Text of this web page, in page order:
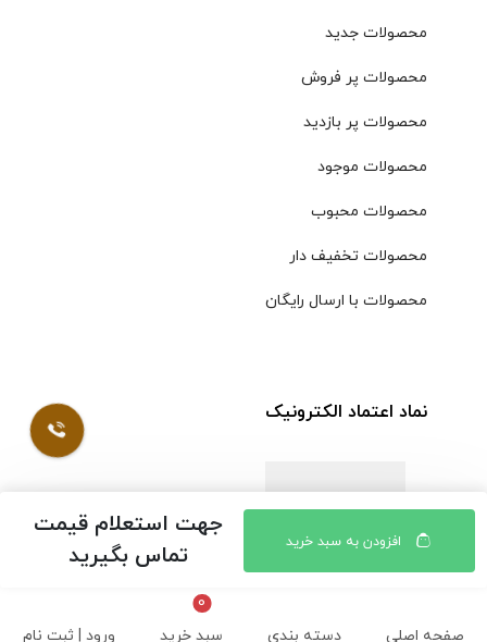
صفحه اصلی دسته بندی سبد خرید ورود | ثبت نام
افزودن به سبد خرید
جهت استعلام قیمت
تماس بگیرید
محصولات جدید
محصولات پر فروش
محصولات پر بازدید
محصولات موجود
محصولات محبوب
محصولات تخفیف دار
محصولات با ارسال رایگان
نماد اعتماد الکترونیک
© کلیه حقوق مادی و معنوی محتویات سایت فروشگاه اینترنتی